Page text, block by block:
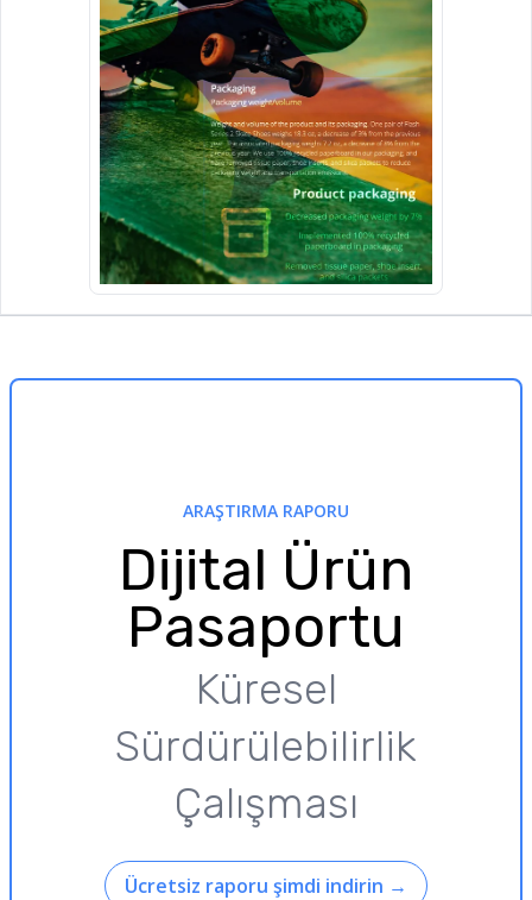
ARAŞTIRMA RAPORU
Dijital Ürün
Pasaportu
Küresel
Sürdürülebilirlik
Çalışması
Ücretsiz raporu şimdi indirin →